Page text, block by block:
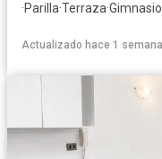
·Parilla·Terraza·Gimnasio
Actualizado hace 1 semana